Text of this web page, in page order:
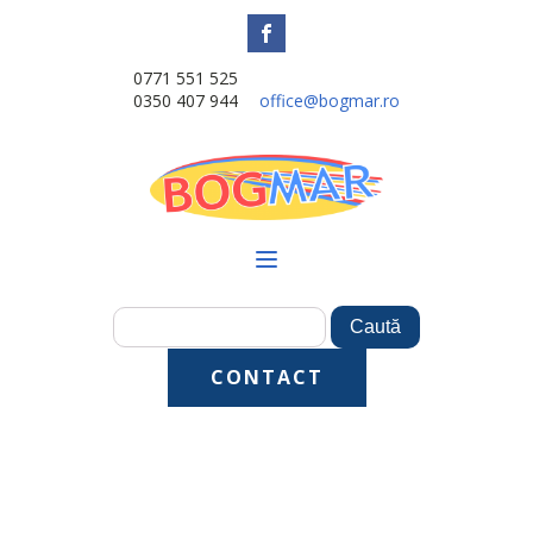
0771 551 525
0350 407 944
office@bogmar.ro
CONTACT